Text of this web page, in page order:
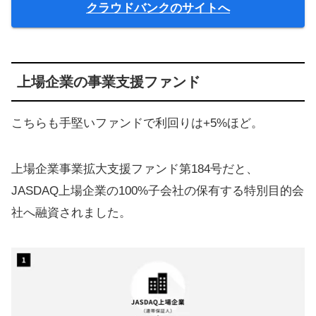
クラウドバンクのサイトへ
上場企業の事業支援ファンド
こちらも手堅いファンドで利回りは+5%ほど。
上場企業事業拡大支援ファンド第184号だと、
JASDAQ上場企業の100%子会社の保有する特別目的会
社へ融資されました。